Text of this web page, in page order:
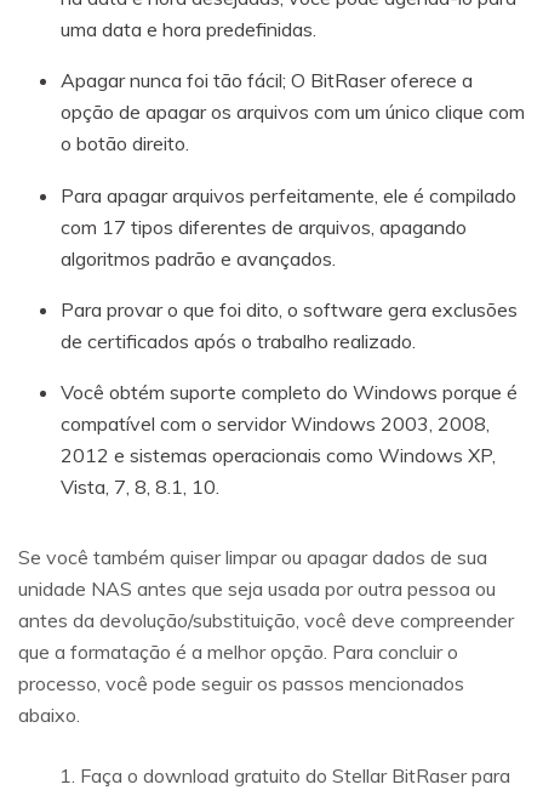
uma data e hora predefinidas.
Apagar nunca foi tão fácil; O BitRaser oferece a
opção de apagar os arquivos com um único clique com
o botão direito.
Para apagar arquivos perfeitamente, ele é compilado
com 17 tipos diferentes de arquivos, apagando
algoritmos padrão e avançados.
Para provar o que foi dito, o software gera exclusões
de certificados após o trabalho realizado.
Você obtém suporte completo do Windows porque é
compatível com o servidor Windows 2003, 2008,
2012 e sistemas operacionais como Windows XP,
Vista, 7, 8, 8.1, 10.
Se você também quiser limpar ou apagar dados de sua
unidade NAS antes que seja usada por outra pessoa ou
antes da devolução/substituição, você deve compreender
que a formatação é a melhor opção. Para concluir o
processo, você pode seguir os passos mencionados
abaixo.
Faça o download gratuito do Stellar BitRaser para